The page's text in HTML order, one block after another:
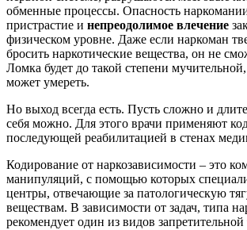
обменные процессы. Опасность
пристрастие и непреодолимое влечение
физическом уровне. Даже если наркоман
бросить наркотические вещества, он не
Ломка будет до такой степени
может умереть.
Но выход всегда есть. Пусть сложно и
себя можно. Для этого врачи применяют
последующей реабилитацией в стенах
Кодирование от наркозависимости – это
манипуляций, с помощью которых
центры, отвечающие за патологическую
веществам. В зависимости от задач, типа
рекомендует один из видов запретительной